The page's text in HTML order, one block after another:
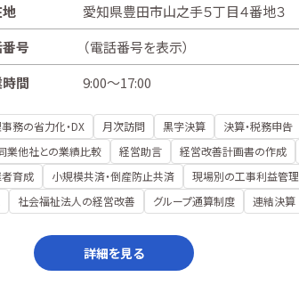
愛知県豊田市山之手５丁目４番地３
号
（電話番号を表示）
間
9:00～17:00
務の省力化・DX 月次訪問 黒字決算 決算・税務申告
業他社との業績比較 経営助言 経営改善計画書の作成
育成 小規模共済・倒産防止共済 現場別の工事利益管理
社会福祉法人の経営改善 グループ通算制度 連結決算
詳細を見る